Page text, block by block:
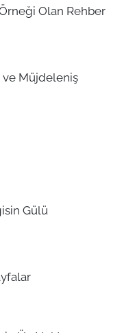
Olan Rehber
ve Müjdeleniş
Gülü